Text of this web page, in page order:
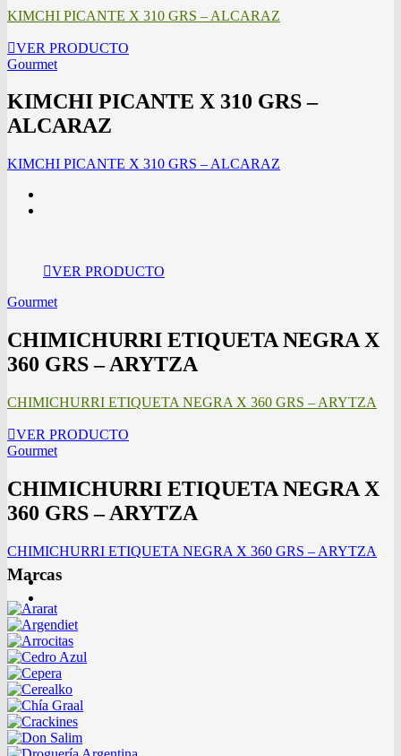
KIMCHI PICANTE X 310 GRS – ALCARAZ
VER PRODUCTO
Gourmet
KIMCHI PICANTE X 310 GRS –
ALCARAZ
KIMCHI PICANTE X 310 GRS – ALCARAZ
VER PRODUCTO
Gourmet
CHIMICHURRI ETIQUETA NEGRA X
360 GRS – ARYTZA
CHIMICHURRI ETIQUETA NEGRA X 360 GRS – ARYTZA
VER PRODUCTO
Gourmet
CHIMICHURRI ETIQUETA NEGRA X
360 GRS – ARYTZA
CHIMICHURRI ETIQUETA NEGRA X 360 GRS – ARYTZA
Marcas